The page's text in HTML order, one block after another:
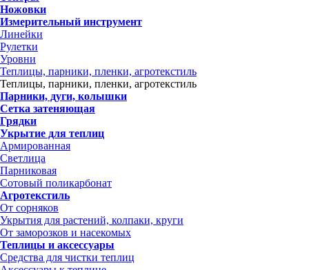
Ножовки
Измерительный инструмент
Линейки
Рулетки
Уровни
Теплицы, парники, пленки, агротекстиль
Теплицы, парники, пленки, агротекстиль
Парники, дуги, колышки
Сетка затеняющая
Грядки
Укрытие для теплиц
Армированная
Светлица
Парниковая
Сотовый поликарбонат
Агротекстиль
От сорняков
Укрытия для растений, колпаки, круги
От заморозков и насекомых
Теплицы и аксессуары
Средства для чистки теплиц